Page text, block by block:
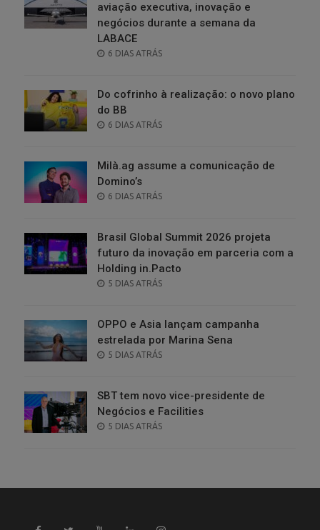
aviação executiva, inovação e
negócios durante a semana da
LABACE
POSTED
6 DIAS ATRÁS
Do cofrinho à realização: o novo plano
do BB
POSTED
6 DIAS ATRÁS
Milà.ag assume a comunicação de
Domino’s
POSTED
6 DIAS ATRÁS
Brasil Global Summit 2026 projeta
futuro da inovação em parceria com a
Holding in.Pacto
POSTED
5 DIAS ATRÁS
OPPO e Asia lançam campanha
estrelada por Marina Sena
POSTED
5 DIAS ATRÁS
SBT tem novo vice-presidente de
Negócios e Facilities
POSTED
5 DIAS ATRÁS